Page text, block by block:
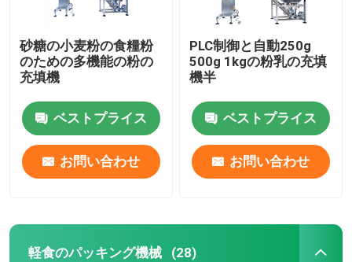
砂糖の小麦粉の食糧粉
のための多機能の粉の
充填機
ベストプライス
お問い合わせ
PLC制御と自動250g
500g 1kgの粉乳の充填
機半
ベストプライス
お問い合わせ
軽食のパッキング機械 (28)